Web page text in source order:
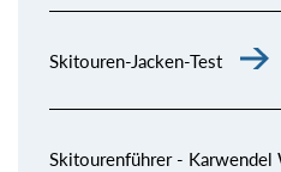
Skitouren-Jacken-Test
Skitourenführer - Karwendel